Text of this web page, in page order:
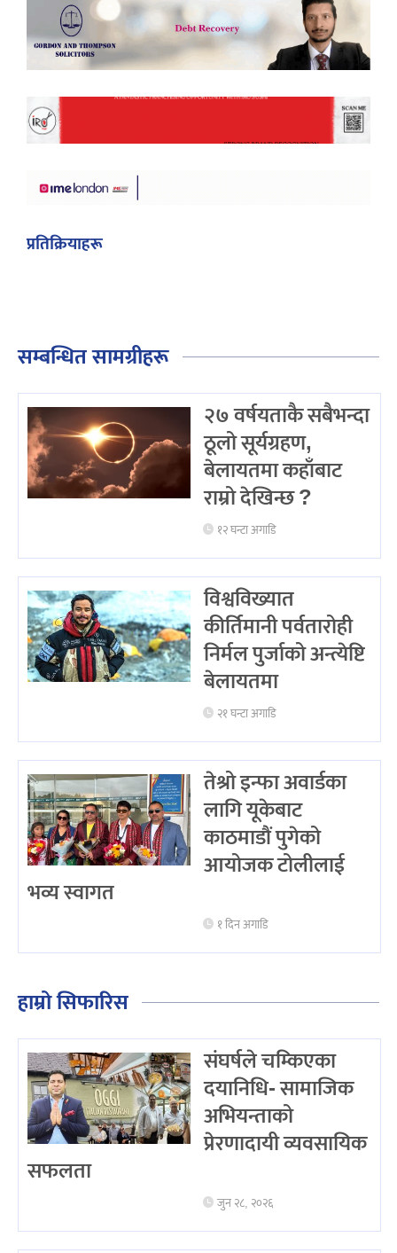
प्रतिक्रियाहरू
सम्बन्धित सामग्रीहरू
२७ वर्षयताकै सबैभन्दा
ठूलो सूर्यग्रहण,
बेलायतमा कहाँबाट
राम्रो देखिन्छ ?
१२ घन्टा अगाडि
विश्वविख्यात
कीर्तिमानी पर्वतारोही
निर्मल पुर्जाको अन्त्येष्टि
बेलायतमा
२१ घन्टा अगाडि
तेश्रो इन्फा अवार्डका
लागि यूकेबाट
काठमाडौं पुगेको
आयोजक टोलीलाई
भव्य स्वागत
१ दिन अगाडि
हाम्रो सिफारिस
संघर्षले चम्किएका
दयानिधि- सामाजिक
अभियन्ताको
प्रेरणादायी व्यवसायिक
सफलता
जुन २८, २०२६